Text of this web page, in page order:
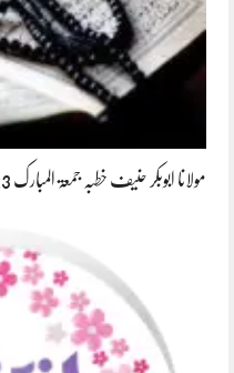
مولانا ابوبکر حنیف خطبہ جمعۃ المبارک 2023-04-21